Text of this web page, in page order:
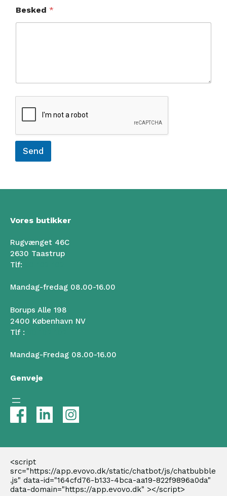
N
a
v
e
Besked *
Send
Vores butikker
Rugvænget 46C
2630 Taastrup
Tlf:
Mandag-fredag 08.00-16.00
Borups Alle 198
2400 København NV
Tlf :
Mandag-Fredag 08.00-16.00
Genveje
<script
src="https://app.evovo.dk/static/chatbot/js/chatbubble
.js" data-id="164cfd76-b133-4bca-aa19-822f9896a0da"
data-domain="https://app.evovo.dk" ></script>